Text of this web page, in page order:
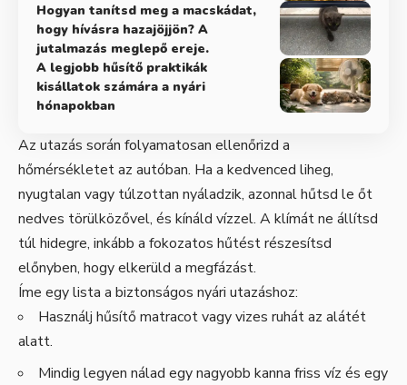
Hogyan tanítsd meg a macskádat,
hogy hívásra hazajöjjön? A
jutalmazás meglepő ereje.
A legjobb hűsítő praktikák
kisállatok számára a nyári
hónapokban
Az utazás során folyamatosan ellenőrizd a
hőmérsékletet az autóban. Ha a kedvenced liheg,
nyugtalan vagy túlzottan nyáladzik, azonnal hűtsd le őt
nedves törülközővel, és kínáld vízzel. A klímát ne állítsd
túl hidegre, inkább a fokozatos hűtést részesítsd
előnyben, hogy elkerüld a megfázást.
Íme egy lista a biztonságos nyári utazáshoz:
Használj hűsítő matracot vagy vizes ruhát az alátét
alatt.
Mindig legyen nálad egy nagyobb kanna friss víz és egy